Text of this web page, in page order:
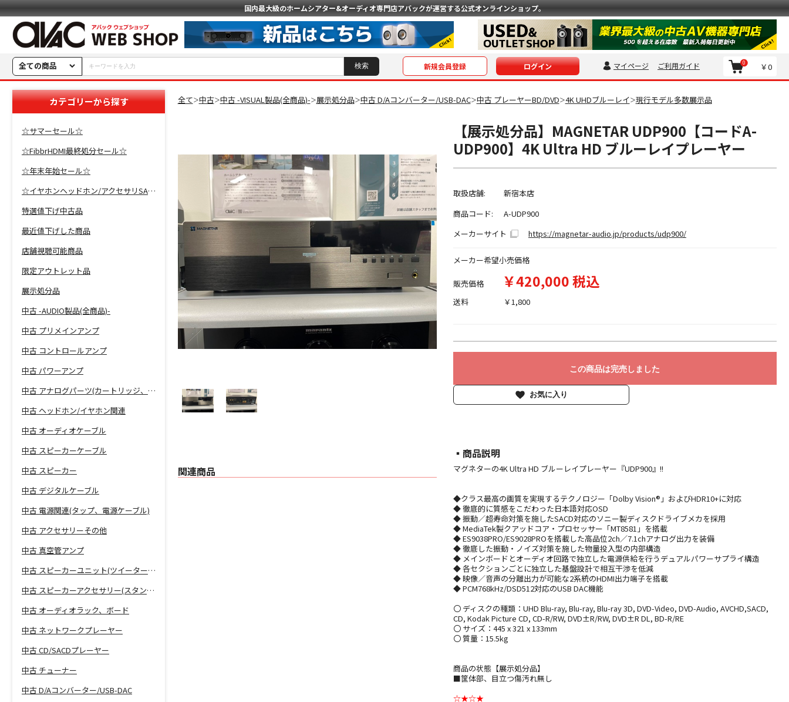
国内最大級のホームシアター&オーディオ専門店アバックが運営する公式オンラインショップ。
全ての商品 新規会員登録 ログイン マイページ ご利用ガイド ￥0
0
カテゴリーから探す
☆サマーセール☆
☆FibbrHDMI最終処分セール☆
☆年末年始セール☆
☆イヤホンヘッドホン/アクセサリSALE☆
特選値下げ中古品
最近値下げした商品
店舗視聴可能商品
限定アウトレット品
展示処分品
中古 -AUDIO製品(全商品)-
中古 プリメインアンプ
中古 コントロールアンプ
中古 パワーアンプ
中古 アナログパーツ(カートリッジ、シェル等)
中古 ヘッドホン/イヤホン関連
中古 オーディオケーブル
中古 スピーカーケーブル
中古 スピーカー
中古 デジタルケーブル
中古 電源関連(タップ、電源ケーブル)
中古 アクセサリーその他
中古 真空管アンプ
中古 スピーカーユニット(ツイーター、ウーファー等)
中古 スピーカーアクセサリー(スタンド等)
中古 オーディオラック、ボード
中古 ネットワークプレーヤー
中古 CD/SACDプレーヤー
中古 チューナー
中古 D/Aコンバーター/USB-DAC
全て＞中古＞中古 -VISUAL製品(全商品)-＞展示処分品＞中古 D/Aコンバーター/USB-DAC＞中古 プレーヤーBD/DVD＞4K UHDブルーレイ＞現行モデル多数展示品
関連商品
【展示処分品】MAGNETAR UDP900【コードA-
UDP900】4K Ultra HD ブルーレイプレーヤー
取扱店舗:
新宿本店
商品コード:
A-UDP900
メーカーサイト
https://magnetar-audio.jp/products/udp900/
メーカー希望小売価格
販売価格 ￥420,000 税込
送料 ￥1,800
この商品は完売しました
お気に入り
▪︎商品説明
マグネターの4K Ultra HD ブルーレイプレーヤー『UDP900』!!
◆クラス最高の画質を実現するテクノロジー「Dolby Vision®」およびHDR10+に対応
◆ 徹底的に質感をこだわった日本語対応OSD
◆ 振動／超寿命対策を施したSACD対応のソニー製ディスクドライブメカを採用
◆ MediaTek製クアッドコア・プロセッサー「MT8581」を搭載
◆ ES9038PRO/ES9028PROを搭載した高品位2ch／7.1chアナログ出力を装備
◆ 徹底した振動・ノイズ対策を施した物量投入型の内部構造
◆ メインボードとオーディオ回路で独立した電源供給を行うデュアルパワーサプライ構造
◆ 各セクションごとに独立した基盤設計で相互干渉を低減
◆ 映像／音声の分離出力が可能な2系統のHDMI出力端子を搭載
◆ PCM768kHz/DSD512対応のUSB DAC機能
〇 ディスクの種類：UHD Blu-ray, Blu-ray, Blu-ray 3D, DVD-Video, DVD-Audio, AVCHD,SACD,
CD, Kodak Picture CD, CD-R/RW, DVD±R/RW, DVD±R DL, BD-R/RE
〇 サイズ：445 x 321 x 133mm
〇 質量：15.5kg
商品の状態【展示処分品】
■筐体部、目立つ傷汚れ無し
☆★☆★